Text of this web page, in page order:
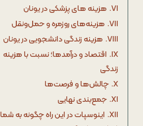
VI. هزینه‌ های پزشکی در یونان
VII. هزینه‌های روزمره و حمل‌ونقل
VIII. هزینه زندگی دانشجویی در یونان
IX. اقتصاد و درآمدها؛ نسبت با هزینه
زندگی
X. چالش‌ها و فرصت‌ها
XI. جمع‌بندی نهایی
XII. اینوسپات در این راه چگونه به شما